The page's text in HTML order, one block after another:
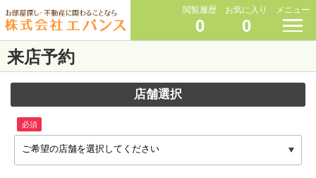
閲覧履歴
0
お気に入り
0
メニュー
来店予約
店舗選択
必須
ご希望の店舗を選択してください